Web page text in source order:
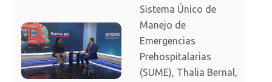
Sistema Único de
Manejo de
Emergencias
Prehospitalarias
(SUME), Thalia Bernal,